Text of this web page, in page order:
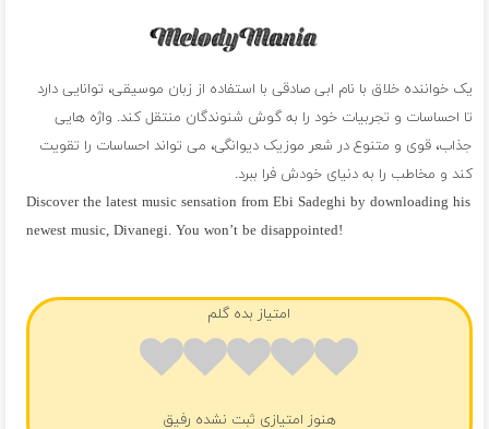
یک خواننده خلاق با نام ابی صادقی با استفاده از زبان موسیقی، توانایی دارد
تا احساسات و تجربیات خود را به گوش شنوندگان منتقل کند. واژه هایی
جذاب، قوی و متنوع در شعر موزیک دیوانگی، می تواند احساسات را تقویت
کند و مخاطب را به دنیای خودش فرا ببرد.
Discover the latest music sensation from Ebi Sadeghi by downloading his
newest music, Divanegi. You won’t be disappointed!
امتیاز بده گلم
هنوز امتیازی ثبت نشده رفیق